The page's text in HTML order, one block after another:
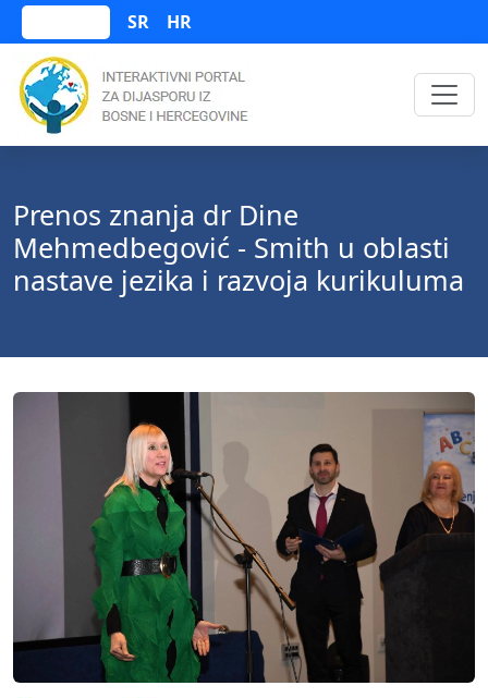
SR HR
Prenos znanja dr Dine
Mehmedbegović - Smith u oblasti
nastave jezika i razvoja kurikuluma